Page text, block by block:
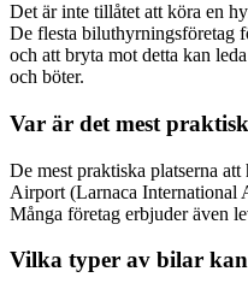
Det är inte tillåtet att köra en
De flesta biluthyrningsföretag
och att bryta mot detta kan
och böter.
Var är det mest
De mest praktiska platserna
Airport (Larnaca International
Många företag erbjuder även
Vilka typer av bilar